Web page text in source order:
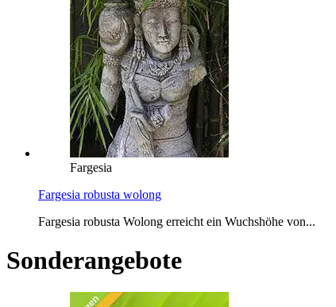
Fargesia
Fargesia robusta wolong
Fargesia robusta Wolong erreicht ein Wuchshöhe von...
Sonderangebote